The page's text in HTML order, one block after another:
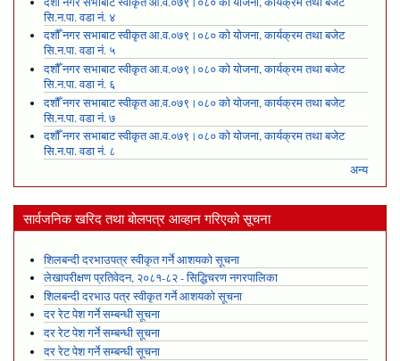
सि.न.पा. वडा नं. ४
दशौँ नगर सभाबाट स्वीकृत आ.व.०७९।०८० को योजना, कार्यक्रम तथा बजेट
सि.न.पा. वडा नं. ५
दशौँ नगर सभाबाट स्वीकृत आ.व.०७९।०८० को योजना, कार्यक्रम तथा बजेट
सि.न.पा. वडा नं. ६
दशौँ नगर सभाबाट स्वीकृत आ.व.०७९।०८० को योजना, कार्यक्रम तथा बजेट
सि.न.पा. वडा नं. ७
दशौँ नगर सभाबाट स्वीकृत आ.व.०७९।०८० को योजना, कार्यक्रम तथा बजेट
सि.न.पा. वडा नं. ८
अन्य
सार्वजनिक खरिद तथा बोलपत्र आव्हान गरिएको सूचना
शिलबन्दी दरभाउपत्र स्वीकृत गर्ने आशयको सूचना
लेखापरीक्षण प्रतिवेदन, २०८१-८२ - सिद्धिचरण नगरपालिका
शिलबन्दी दरभाउ पत्र स्वीकृत गर्ने आशयको सूचना
दर रेट पेश गर्ने सम्बन्धी सूचना
दर रेट पेश गर्ने सम्बन्धी सूचना
दर रेट पेश गर्ने सम्बन्धी सूचना